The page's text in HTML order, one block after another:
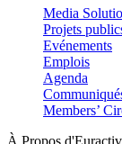
Media
Projets
Evénements
Emplois
Agenda
Members’
À Propos d'Euractiv